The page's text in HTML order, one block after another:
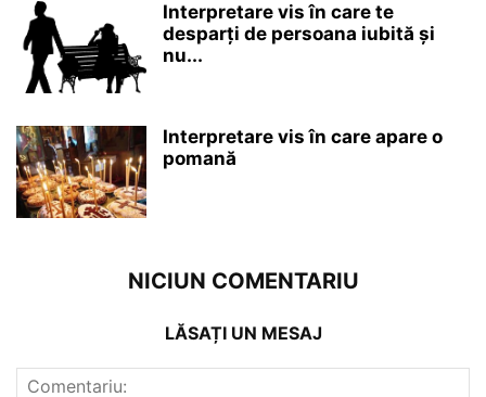
Interpretare vis în care te
desparți de persoana iubită și
nu...
Interpretare vis în care apare o
pomană
NICIUN COMENTARIU
LĂSAȚI UN MESAJ